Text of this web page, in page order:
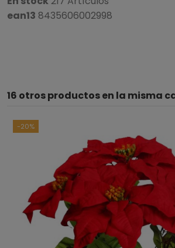
ean13 8435606002998
16 otros productos en la misma
-20%